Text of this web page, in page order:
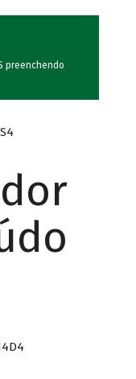
preenchendo